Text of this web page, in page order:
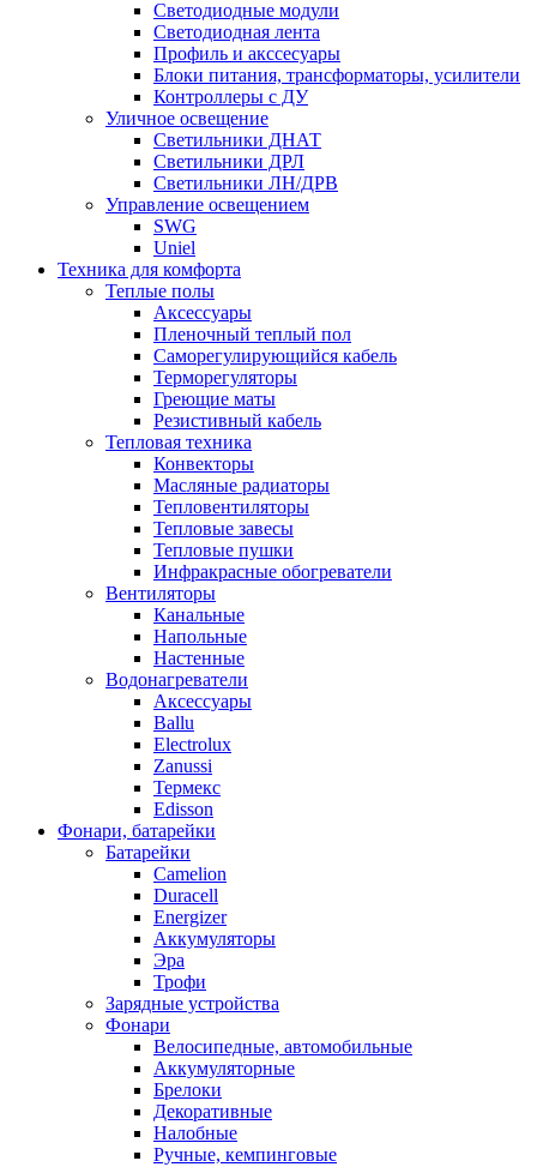
Светодиодные модули
Светодиодная лента
Профиль и акссесуары
Блоки питания, трансформаторы, усилители
Контроллеры с ДУ
Уличное освещение
Светильники ДНАТ
Светильники ДРЛ
Светильники ЛН/ДРВ
Управление освещением
SWG
Uniel
Техника для комфорта
Теплые полы
Аксессуары
Пленочный теплый пол
Саморегулирующийся кабель
Терморегуляторы
Греющие маты
Резистивный кабель
Тепловая техника
Конвекторы
Масляные радиаторы
Тепловентиляторы
Тепловые завесы
Тепловые пушки
Инфракрасные обогреватели
Вентиляторы
Канальные
Напольные
Настенные
Водонагреватели
Аксессуары
Ballu
Electrolux
Zanussi
Термекс
Edisson
Фонари, батарейки
Батарейки
Camelion
Duracell
Energizer
Аккумуляторы
Эра
Трофи
Зарядные устройства
Фонари
Велосипедные, автомобильные
Аккумуляторные
Брелоки
Декоративные
Налобные
Ручные, кемпинговые